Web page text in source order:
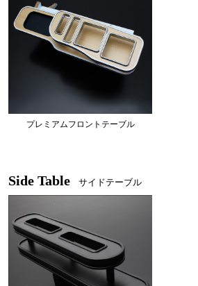
プレミアムフロントテーブル
Side Table サイドテーブル